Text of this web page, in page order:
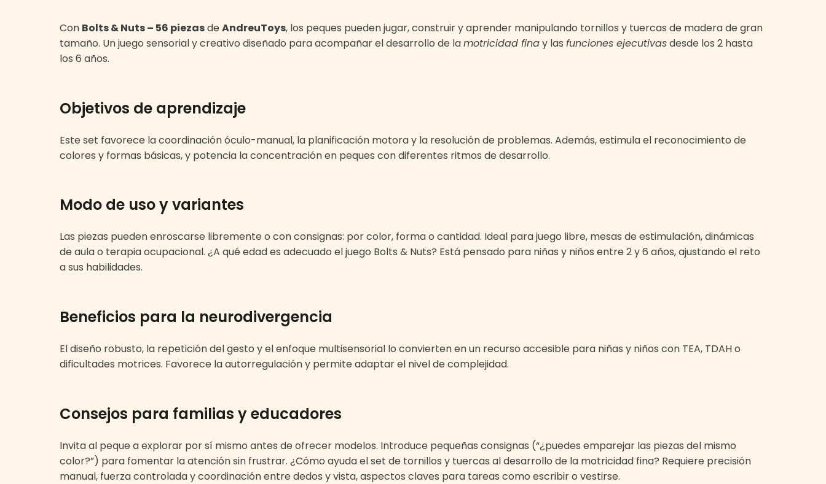
Con Bolts & Nuts – 56 piezasdeAndreuToys, los peques pueden jugar, construir y aprender manipulando tornillos y tuercas de madera de gran
tamaño. Un juego sensorial y creativo diseñado para acompañar el desarrollo de lamotricidad finay lasfunciones ejecutivasdesde los 2 hasta
los 6 años.
Objetivos de aprendizaje
Este set favorece la coordinación óculo-manual, la planificación motora y la resolución de problemas. Además, estimula el reconocimiento de
colores y formas básicas, y potencia la concentración en peques con diferentes ritmos de desarrollo.
Modo de uso y variantes
Las piezas pueden enroscarse libremente o con consignas: por color, forma o cantidad. Ideal para juego libre, mesas de estimulación, dinámicas
de aula o terapia ocupacional. ¿A qué edad es adecuado el juego Bolts & Nuts? Está pensado para niñas y niños entre 2 y 6 años, ajustando el reto
a sus habilidades.
Beneficios para la neurodivergencia
El diseño robusto, la repetición del gesto y el enfoque multisensorial lo convierten en un recurso accesible para niñas y niños con TEA, TDAH o
dificultades motrices. Favorece la autorregulación y permite adaptar el nivel de complejidad.
Consejos para familias y educadores
Invita al peque a explorar por sí mismo antes de ofrecer modelos. Introduce pequeñas consignas (“¿puedes emparejar las piezas del mismo
color?”) para fomentar la atención sin frustrar. ¿Cómo ayuda el set de tornillos y tuercas al desarrollo de la motricidad fina? Requiere precisión
manual, fuerza controlada y coordinación entre dedos y vista, aspectos claves para tareas como escribir o vestirse.